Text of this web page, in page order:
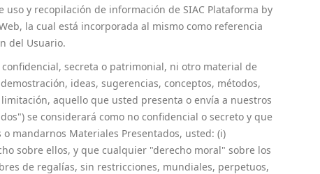
y recopilación de información de SIAC Plataforma by
la cual está incorporada al mismo como referencia
del Usuario.
secreta o patrimonial, ni otro material de
ideas, sugerencias, conceptos, métodos,
aquello que usted presenta o envía a nuestros
se considerará como no confidencial o secreto y que
mandarnos Materiales Presentados, usted: (i)
sobre ellos, y que cualquier "derecho moral" sobre los
de regalías, sin restricciones, mundiales, perpetuos,